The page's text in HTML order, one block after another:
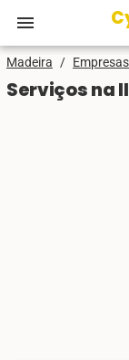
menu
Madeira / Empresas
Serviços na